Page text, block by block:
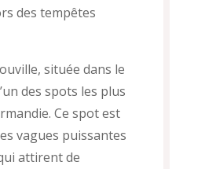
des tempêtes
située dans le
des spots les plus
Ce spot est
vagues puissantes
attirent de